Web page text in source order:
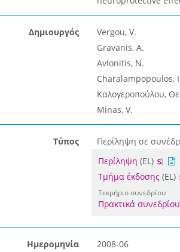
Δημιουργός
Vergou, V.
Gravanis, A.
Avlonitis, N.
Charalampopoulos,
Καλογεροπούλου,
Minas, V.
Τύπος
Περίληψη σε
Περίληψη (EL)
Τμήμα έκδοσης(EL)
Τεκμήριο συνεδρίου
Πρακτικά συνεδρίου
Ημερομηνία 2008-06